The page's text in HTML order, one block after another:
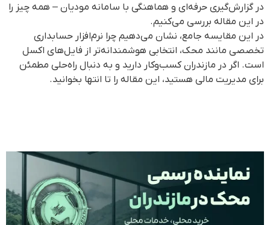
در گزارش‌گیری حرفه‌ای و هماهنگی با سامانه مودیان – همه چیز را
در این مقاله بررسی می‌کنیم.
در این مقایسه جامع، نشان می‌دهیم چرا نرم‌افزار حسابداری
تخصصی مانند محک، انتخابی هوشمندانه‌تر از فایل‌های اکسل
است. اگر در مازندران کسب‌وکار دارید و به دنبال راه‌حلی مطمئن
برای مدیریت مالی هستید، این مقاله را تا انتها بخوانید.